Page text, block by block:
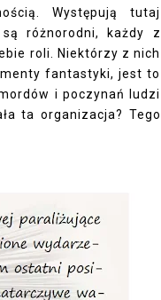
Występują tutaj
różnorodni, każdy z
roli. Niektórzy z nich
fantastyki, jest to
i poczynań ludzi
ta organizacja? Tego